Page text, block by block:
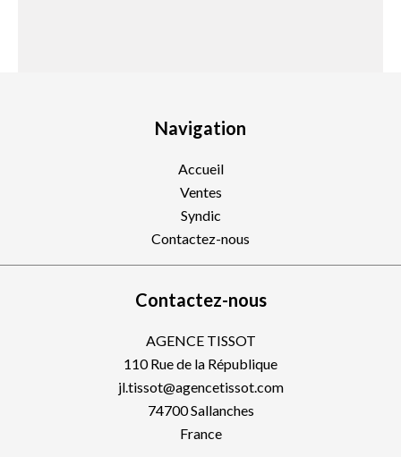
Navigation
Accueil
Ventes
Syndic
Contactez-nous
Contactez-nous
AGENCE TISSOT
110 Rue de la République
jl.tissot@agencetissot.com
74700Sallanches
France